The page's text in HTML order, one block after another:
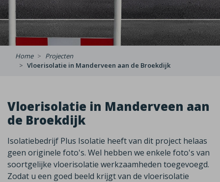
Home
Projecten
Vloerisolatie in Manderveen aan de Broekdijk
Vloerisolatie in Manderveen aan
de Broekdijk
Isolatiebedrijf Plus Isolatie heeft van dit project helaas
geen originele foto's. Wel hebben we enkele foto's van
soortgelijke vloerisolatie werkzaamheden toegevoegd.
Zodat u een goed beeld krijgt van de vloerisolatie